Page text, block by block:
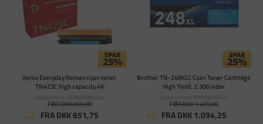
Xerox Everyday Reman cyan toner
TN423C high capacity 4K
Varenummer: XER006R04522
FØR DKK 869,00
FRA DKK 651,75
Brother TN-248XLC Cyan Toner Cartridge
High Yield, 2.300 sider
Varenummer: BROTN248XLC
FØR DKK 1.459,00
FRA DKK 1.094,25